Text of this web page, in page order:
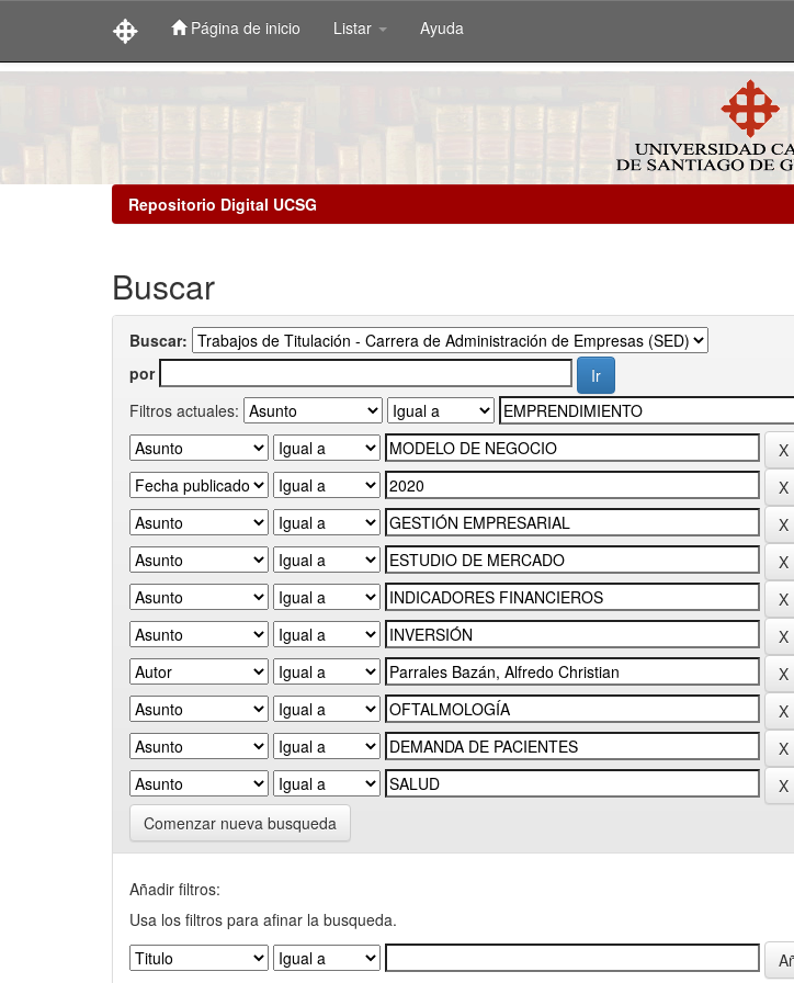
Página de inicio Listar Ayuda
Repositorio Digital UCSG
Buscar
Buscar:
por
Filtros actuales:
Comenzar nueva busqueda
Añadir filtros:
Usa los filtros para afinar la busqueda.